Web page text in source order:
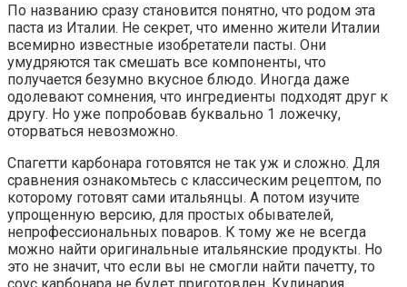
По названию сразу становится понятно, что родом эта
паста из Италии. Не секрет, что именно жители Италии
всемирно известные изобретатели пасты. Они
умудряются так смешать все компоненты, что
получается безумно вкусное блюдо. Иногда даже
одолевают сомнения, что ингредиенты подходят друг к
другу. Но уже попробовав буквально 1 ложечку,
оторваться невозможно.
Спагетти карбонара готовятся не так уж и сложно. Для
сравнения ознакомьтесь с классическим рецептом, по
которому готовят сами итальянцы. А потом изучите
упрощенную версию, для простых обывателей,
непрофессиональных поваров. К тому же не всегда
можно найти оригинальные итальянские продукты. Но
это не значит, что если вы не смогли найти пачетту, то